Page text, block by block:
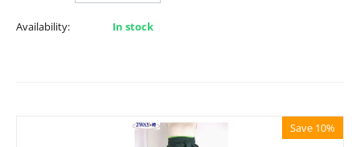
Availability: In stock
Save 10%